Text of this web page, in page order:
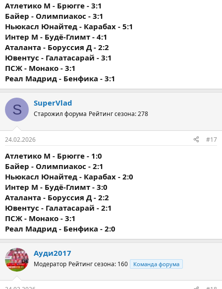
Атлетико М - Брюгге - 3:1
Байер - Олимпиакос - 3:1
Ньюкасл Юнайтед - Карабах - 5:1
Интер М - Будё-Глимт - 4:1
Аталанта - Боруссия Д - 2:2
Ювентус - Галатасарай - 3:1
ПСЖ - Монако - 3:1
Реал Мадрид - Бенфика - 3:1
S SuperVlad
Старожил форума Рейтинг сезона: 278
24.02.2026 #17
Атлетико М - Брюгге - 1:0
Байер - Олимпиакос - 2:1
Ньюкасл Юнайтед - Карабах - 2:0
Интер М - Будё-Глимт - 3:0
Аталанта - Боруссия Д - 2:2
Ювентус - Галатасарай - 2:1
ПСЖ - Монако - 3:1
Реал Мадрид - Бенфика - 2:0
Ауди2017
Модератор Рейтинг сезона: 160 Команда форума